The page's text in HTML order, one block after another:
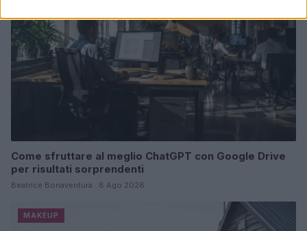
Come sfruttare al meglio ChatGPT con Google Drive
per risultati sorprendenti
Beatrice Bonaventura · 8 Ago 2026
MAKEUP